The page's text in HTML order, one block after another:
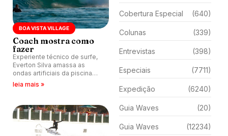
BOA VISTA VILLAGE
Coach mostra como
fazer
Experiente técnico de surfe,
Everton Silva amassa as
ondas artificiais da piscina
Boa Vista Village.
leia mais »
Cobertura Especial (640)
Colunas (339)
Entrevistas (398)
Especiais (7711)
Expedição (6240)
Guia Waves (20)
Guia Waves (12234)